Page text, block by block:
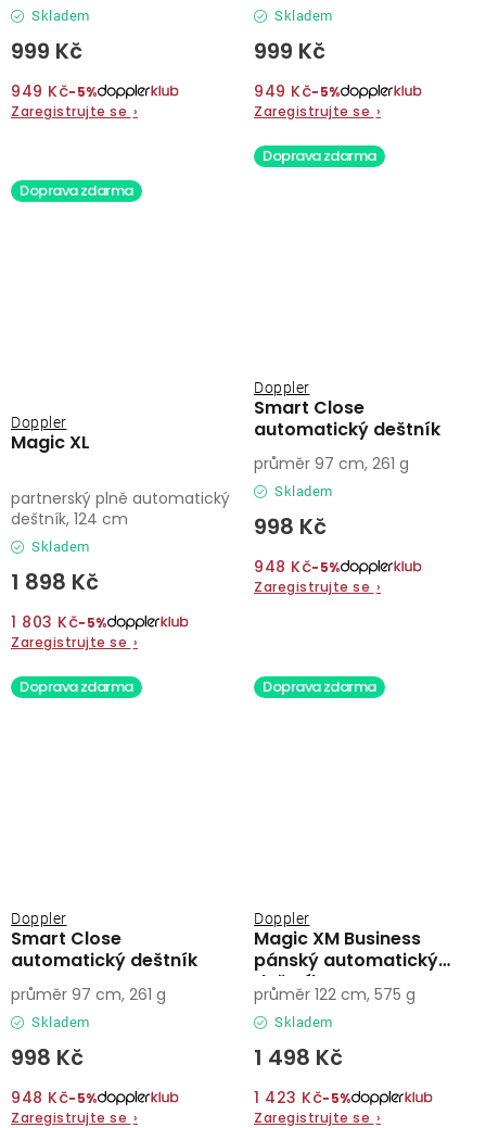
Skladem
999 Kč
949 Kč−5%
Zaregistrujte se ›
Skladem
999 Kč
949 Kč−5%
Zaregistrujte se ›
Doprava zdarma
Magic XL
Doppler
Skladem
1 898 Kč
1 803 Kč−5%
Zaregistrujte se ›
partnerský plně automatický
deštník, 124 cm
Doprava zdarma
Smart Close
automatický deštník
Doppler
Skladem
998 Kč
948 Kč−5%
Zaregistrujte se ›
průměr 97 cm, 261 g
Doprava zdarma
Smart Close
automatický deštník
Doppler
Skladem
998 Kč
948 Kč−5%
Zaregistrujte se ›
průměr 97 cm, 261 g
Doprava zdarma
Magic XM Business
pánský automatický
deštník
Doppler
Skladem
1 498 Kč
1 423 Kč−5%
Zaregistrujte se ›
průměr 122 cm, 575 g